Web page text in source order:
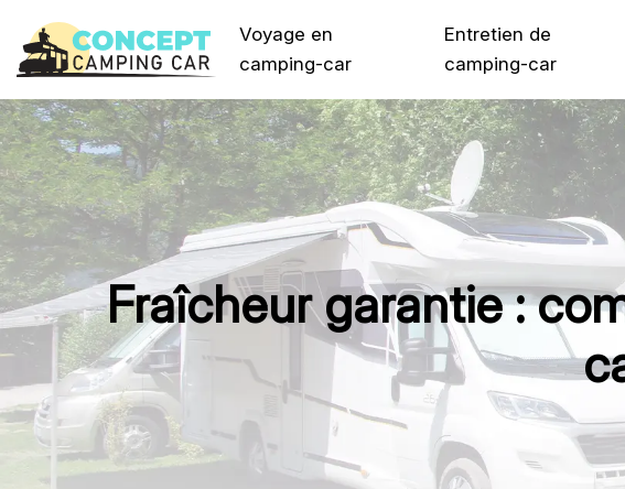
Voyage en
camping-car
Entretien de
camping-car
Fraîcheur garantie :